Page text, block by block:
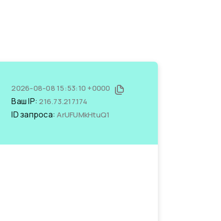
2026-08-08 15:53:10 +0000
Ваш IP:216.73.217.174
ID запроса:ArUFUMkHtuQ1